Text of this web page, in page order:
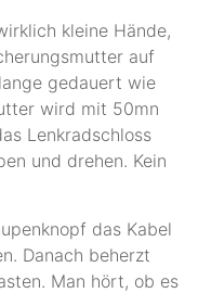
kleine Hände,
auf
gedauert wie
wird mit 50mn
Lenkradschloss
und drehen. Kein
das Kabel
Danach beherzt
Man hört, ob es